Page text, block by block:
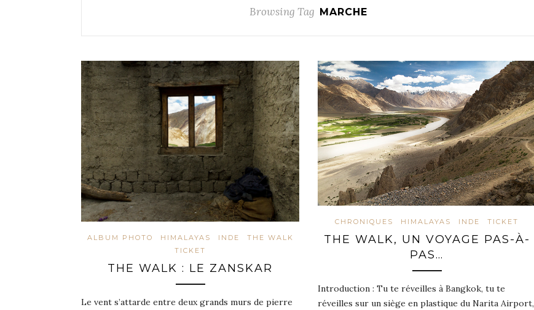
Browsing Tag MARCHE
ALBUM PHOTO HIMALAYAS INDE
THE WALK
TICKET
THE WALK : LE ZANSKAR
Le vent s’attarde entre deux grands murs de pierre
CHRONIQUES HIMALAYAS INDE TICKET
THE WALK, UN VOYAGE PAS-À-
PAS…
Introduction : Tu te réveilles à Bangkok, tu te
réveilles sur un siège en plastique du Narita Airport,